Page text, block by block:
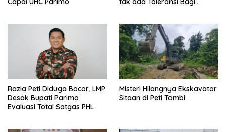
Razia Peti Diduga Bocor, LMP
Desak Bupati Parimo
Evaluasi Total Satgas PHL
Misteri Hilangnya Ekskavator
Sitaan di Peti Tombi